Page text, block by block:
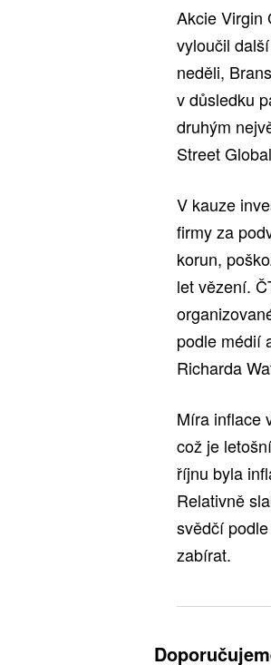
Akcie Virgin
vyloučil
neděli,
v důsledku
druhým
Street
V kauze
firmy za
korun,
let vězení.
podle médií
Richarda
Míra inflace
což je
říjnu byla
Relativně
svědčí
zabírat.